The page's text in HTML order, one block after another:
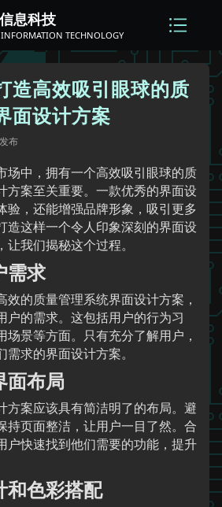
息科技
TECHNOLOGY
造高效吸引眼球的质
面设计方案
发布
场中，拥有一个高效吸引眼球的质
方案至关重要。一款优秀的界面设
验，还能增强品牌形象，吸引更多
造这样一个令人印象深刻的界面设
我们揭秘这个过程。
需求
效的质量管理系统界面设计方案，
户的需求。这包括用户的行为习
场景等方面。只有充分了解用户，
求的界面设计方案。
面布局
方案应该具有简洁明了的布局。避
持页面整洁，让用户一目了然。合
户快速找到他们需要的功能，提升
和色彩搭配